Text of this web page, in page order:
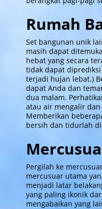
Rumah
Set bangunan unik
masih dapat
hebat yang secara
tidak dapat
terjadi hujan lebat.)
dapat Anda dan
dua malam.
atau air mengalir
Memberikan
bersih dan tidurlah
Pergilah ke
mercusuar utama
menjadi latar
yang paling ikonik
mengabaikan yang